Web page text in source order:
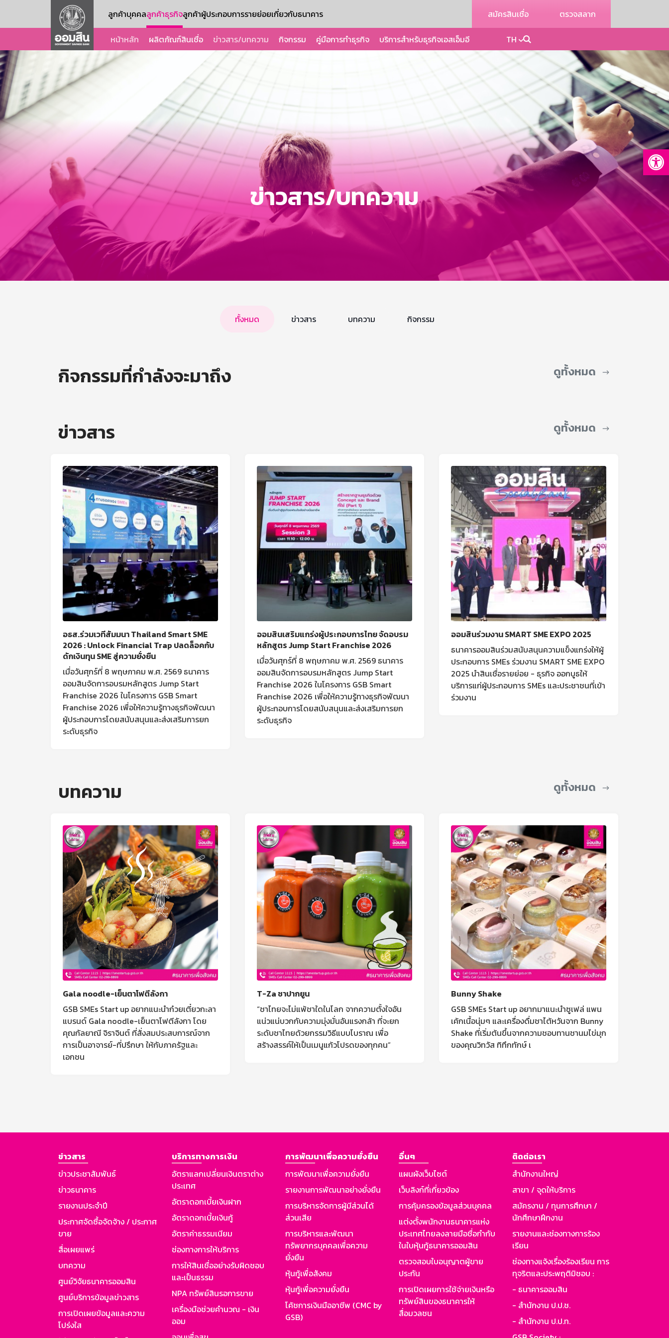
ลูกค้าบุคคลลูกค้าธุรกิจลูกค้าผู้ประกอบการรายย่อยเกี่ยวกับธนาคาร สมัครสินเชื่อ ตรวจสลาก
หน้าหลัก ผลิตภัณฑ์สินเชื่อ ข่าวสาร/บทความ กิจกรรม คู่มือการทำธุรกิจ บริการสำหรับธุรกิจเอสเอ็มอี TH
ข่าวสาร/บทความ
ทั้งหมด ข่าวสาร บทความ กิจกรรม
กิจกรรมที่กำลังจะมาถึง ดูทั้งหมด
ข่าวสาร ดูทั้งหมด
อธส.ร่วมเวทีสัมมนา Thailand Smart SME
2026 : Unlock Financial Trap ปลดล็อคกับ
ดักเงินทุน SME สู่ความยั่งยืน
เมื่อวันศุกร์ที่ 8 พฤษภาคม พ.ศ. 2569 ธนาคาร
ออมสินจัดการอบรมหลักสูตร Jump Start
Franchise 2026 ในโครงการ GSB Smart
Franchise 2026 เพื่อให้ความรู้ทางธุรกิจพัฒนา
ผู้ประกอบการโดยสนับสนุนและส่งเสริมการยก
ระดับธุรกิจ
ออมสินเสริมแกร่งผู้ประกอบการไทย จัดอบรม
หลักสูตร Jump Start Franchise 2026
เมื่อวันศุกร์ที่ 8 พฤษภาคม พ.ศ. 2569 ธนาคาร
ออมสินจัดการอบรมหลักสูตร Jump Start
Franchise 2026 ในโครงการ GSB Smart
Franchise 2026 เพื่อให้ความรู้ทางธุรกิจพัฒนา
ผู้ประกอบการโดยสนับสนุนและส่งเสริมการยก
ระดับธุรกิจ
ออมสินร่วมงาน SMART SME EXPO 2025
ธนาคารออมสินร่วมสนับสนุนความแข็งแกร่งให้ผู้
ประกอบการ SMEs ร่วมงาน SMART SME EXPO
2025 นำสินเชื่อรายย่อย - ธุรกิจ ออกบูธให้
บริการแก่ผู้ประกอบการ SMEs และประชาชนที่เข้า
ร่วมงาน
บทความ ดูทั้งหมด
Gala noodle-เย็นตาโฟตีลังกา
GSB SMEs Start up อยากแนะนำก๋วยเตี๋ยวกะลา
แบรนด์ Gala noodle-เย็นตาโฟตีลังกา โดย
คุณกัลยาณี จิราจินต์ ที่สั่งสมประสบการณ์จาก
การเป็นอาจารย์-ที่ปรึกษา ให้กับภาครัฐและ
เอกชน
T-Za ชาปากยูน
“ชาไทยจะไม่แพ้ชาใดในโลก จากความตั้งใจอัน
แน่วแน่บวกกับความมุ่งมั่นอันแรงกล้า ที่จะยก
ระดับชาไทยด้วยกรรมวิธีแบบโบราณ เพื่อ
สร้างสรรค์ให้เป็นเมนูแก้วโปรดของทุกคน”
Bunny Shake
GSB SMEs Start up อยากมาแนะนำซูเฟล่ แพน
เค้กเนื้อนุ่มๆ และเครื่องดื่มชาไต้หวันจาก Bunny
Shake ที่เริ่มต้นขึ้นจากความชอบทานชานมไข่มุก
ของคุณวิทวัส ทิทึกทักษ์ เ
ข่าวสาร
ข่าวประชาสัมพันธ์
ข่าวธนาคาร
รายงานประจำปี
ประกาศจัดซื้อจัดจ้าง / ประกาศ
ขาย
สื่อเผยแพร่
บทความ
ศูนย์วิจัยธนาคารออมสิน
ศูนย์บริการข้อมูลข่าวสาร
การเปิดเผยข้อมูลและความ
โปร่งใส
บริการทางการเงิน
อัตราแลกเปลี่ยนเงินตราต่าง
ประเทศ
อัตราดอกเบี้ยเงินฝาก
อัตราดอกเบี้ยเงินกู้
อัตราค่าธรรมเนียม
ช่องทางการให้บริการ
การให้สินเชื่ออย่างรับผิดชอบ
และเป็นธรรม
NPA ทรัพย์สินรอการขาย
เครื่องมือช่วยคำนวณ - เงิน
ออม
การพัฒนาเพื่อความยั่งยืน
การพัฒนาเพื่อความยั่งยืน
รายงานการพัฒนาอย่างยั่งยืน
การบริหารจัดการผู้มีส่วนได้
ส่วนเสีย
การบริหารและพัฒนา
ทรัพยากรบุคคลเพื่อความ
ยั่งยืน
หุ้นกู้เพื่อสังคม
หุ้นกู้เพื่อความยั่งยืน
โค้ชการเงินมืออาชีพ (CMC by
GSB)
อื่นๆ
แผนผังเว็บไซต์
เว็บลิงก์ที่เกี่ยวข้อง
การคุ้มครองข้อมูลส่วนบุคคล
แต่งตั้งพนักงานธนาคารแห่ง
ประเทศไทยลงลายมือชื่อกำกับ
ในใบหุ้นกู้ธนาคารออมสิน
ตรวจสอบใบอนุญาตผู้ขาย
ประกัน
การเปิดเผยการใช้จ่ายเงินหรือ
ทรัพย์สินของธนาคารให้
สื่อมวลชน
ติดต่อเรา
สำนักงานใหญ่
สาขา / จุดให้บริการ
สมัครงาน / ทุนการศึกษา /
นักศึกษาฝึกงาน
รายงานและช่องทางการร้อง
เรียน
ช่องทางแจ้งเรื่องร้องเรียน การ
ทุจริตและประพฤติมิชอบ :
- ธนาคารออมสิน
- สำนักงาน ป.ป.ช.
- สำนักงาน ป.ป.ท.